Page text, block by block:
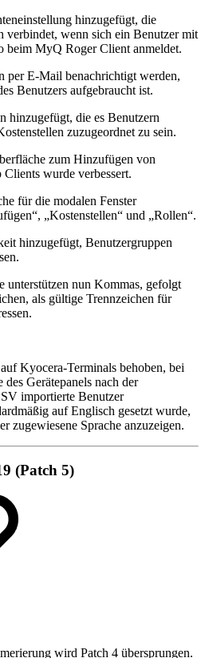
hinzugefügt, die
verbindet, wenn sich ein Benutzer mit
beim MyQ Roger Client anmeldet.
per E-Mail benachrichtigt werden,
Benutzers aufgebraucht ist.
hinzugefügt, die es Benutzern
zuzugeordnet zu sein.
zum Hinzufügen von
wurde verbessert.
für die modalen Fenster
„Kostenstellen“ und „Rollen“.
hinzugefügt, Benutzergruppen
unterstützen nun Kommas, gefolgt
als gültige Trennzeichen für
Kyocera-Terminals behoben, bei
des Gerätepanels nach der
importierte Benutzer
auf Englisch gesetzt wurde,
zugewiesene Sprache anzuzeigen.
(Patch 5)
wird Patch 4 übersprungen.